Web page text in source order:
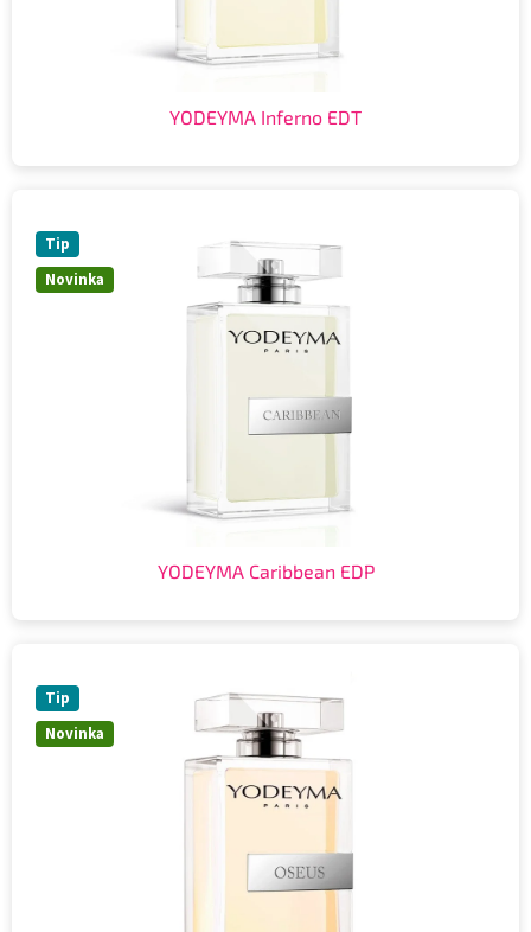
YODEYMA Inferno EDT
Novinka
Tip
YODEYMA Caribbean EDP
Novinka
Tip